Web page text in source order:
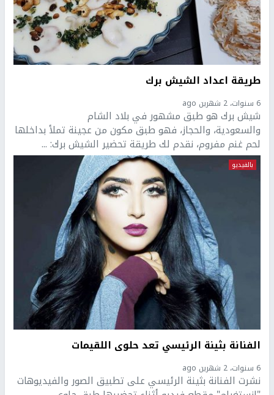
طريقة اعداد الشيش برك
6 سنوات، 2 شهرين ago
شيش برك هو طبق مشهور في بلاد الشام
والسعودية، والحجاز، فهو طبق مكون من عجينة تملأ بداخلها
لحم غنم مفروم، نقدم لك طريقة تحضير الشيش برك: ...
بالفيديو
الفنانة بثينة الرئيسي تعد حلوى اللقيمات
6 سنوات، 2 شهرين ago
نشرت الفنانة بثينة الرئيسي على تطبيق الصور والفيديوهات